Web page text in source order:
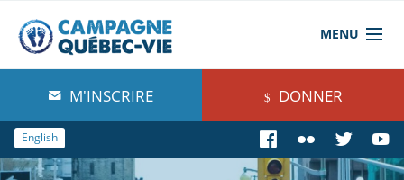
MENU
À propos de nous
Blog
Comprendre
M'INSCRIRE DONNER
English